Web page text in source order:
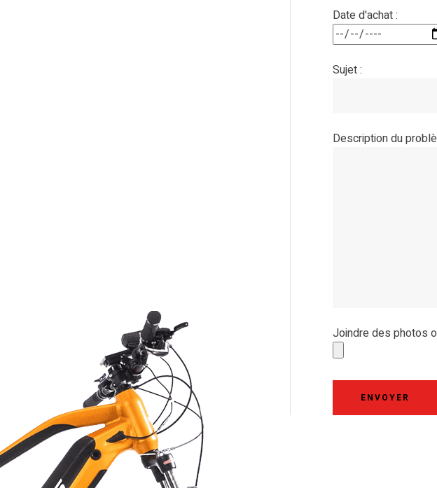
Date d'achat :
Sujet :
Description du
Joindre des photos